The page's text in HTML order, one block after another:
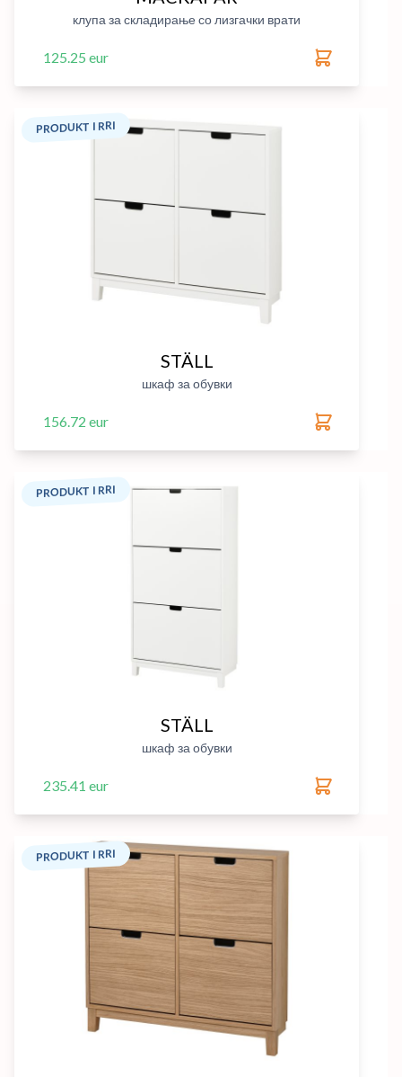
клупа за складирање со лизгачки врати
125.25 eur
PRODUKT I RRI
STÄLL
шкаф за обувки
156.72 eur
PRODUKT I RRI
STÄLL
шкаф за обувки
235.41 eur
PRODUKT I RRI